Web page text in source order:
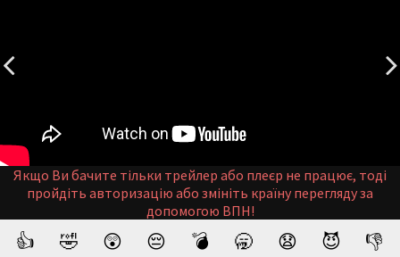
Якщо Ви бачите тільки трейлер або плеєр не працює, тоді
пройдіть авторизацію або змініть країну перегляду за
допомогою ВПН!
👍 🤣 😲 😔 💣 🥱 😧 😈 👎